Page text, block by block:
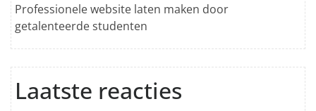
Professionele website laten maken door
getalenteerde studenten
Laatste reacties